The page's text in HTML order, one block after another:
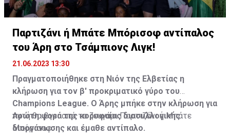
Παρτιζάνι ή Μπάτε Μπόρισοφ αντίπαλος
του Άρη στο Τσάμπιονς Λιγκ!
21.06.2023 13:30
Πραγματοποιήθηκε στη Νιόν της Ελβετίας η
κλήρωση για τον β' προκριματικό γύρο του
Champions League. Ο Άρης μπήκε στην κλήρωση για
πρώτη φορά της κορυφαίας διασυλλογικής
διοργάνωσης και έμαθε αντίπαλο.
Αυτή θα βγει από το ζευγάρι Παρτιζάνι ή Μπάτε
Μπόρισοφ.